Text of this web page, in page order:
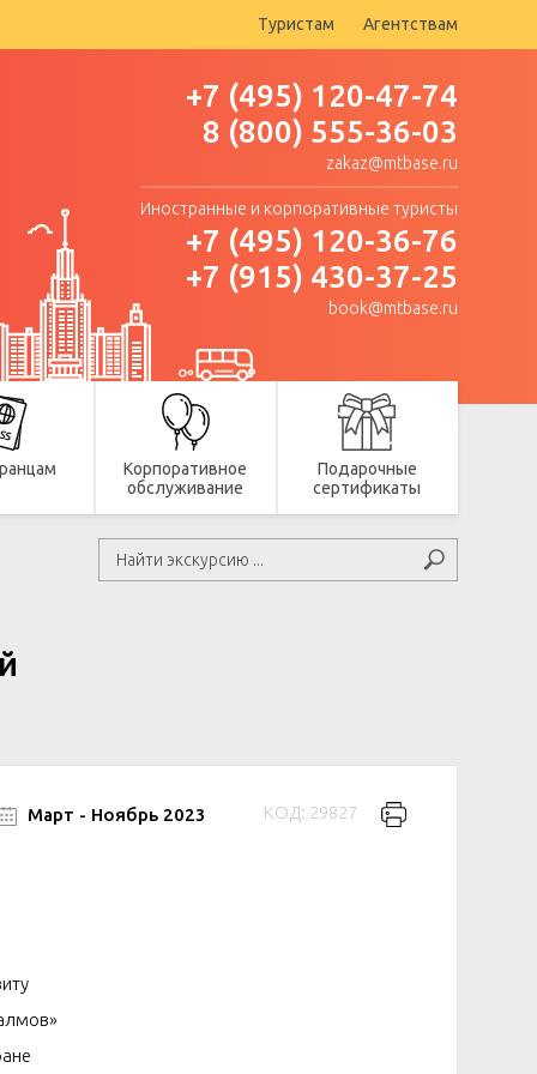
Туристам Агентствам
+7 (495) 120-47-74
8 (800) 555-36-03
zakaz@mtbase.ru
Иностранные и корпоративные туристы
+7 (495) 120-36-76
+7 (915) 430-37-25
book@mtbase.ru
Корпоративное
обслуживание
Подарочные
сертификаты
Март - Ноябрь 2023 КОД: 29827